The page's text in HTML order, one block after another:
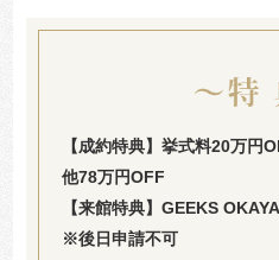
【成約特典】挙式料20万円
他78万円OFF
【来館特典】GEEKS
※後日申請不可